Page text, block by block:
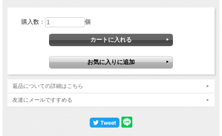
購入数： 個
返品についての詳細はこちら
友達にメールですすめる